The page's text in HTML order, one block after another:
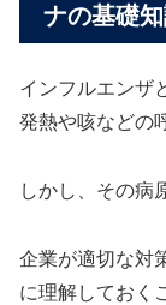
ナの基礎
インフルエンザ
発熱や咳などの
しかし、その病
企業が適切な対
に理解しておく